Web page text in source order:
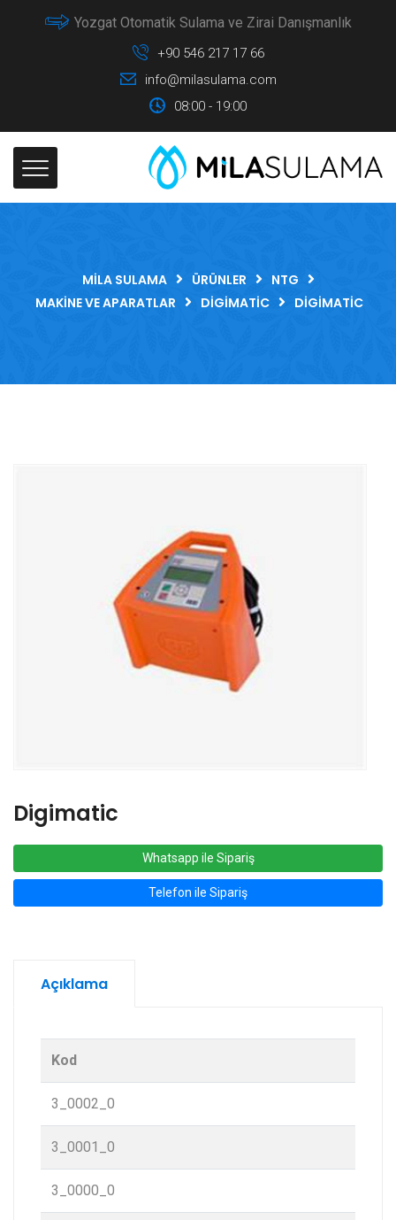
Yozgat Otomatik Sulama ve Zirai Danışmanlık
+90 546 217 17 66
info@milasulama.com
08:00 - 19:00
MILA SULAMA ÜRÜNLER
NTG
MAKINE VE APARATLAR
DIGIMATIC DIGIMATIC
Digimatic
Whatsapp ile Sipariş
Telefon ile Sipariş
Açıklama
Kod
3_0002_0
3_0001_0
3_0000_0